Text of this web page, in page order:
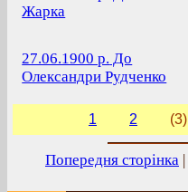
Жарка
27.06.1900 р. До
Олександри Рудченко
1 2 (3)
Попередня сторінка |